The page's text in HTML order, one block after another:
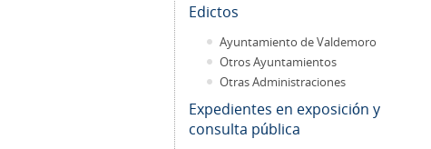
Edictos
Ayuntamiento de Valdemoro
Otros Ayuntamientos
Otras Administraciones
Expedientes en exposición y
consulta pública